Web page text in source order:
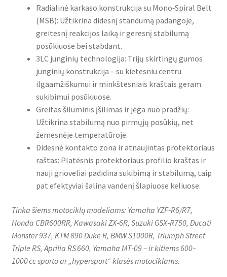
Radialinė karkaso konstrukcija su Mono‑Spiral Belt
(MSB): Užtikrina didesnį standumą padangoje,
greitesnį reakcijos laiką ir geresnį stabilumą
posūkiuose bei stabdant.
3LC junginių technologija: Trijų skirtingų gumos
junginių konstrukcija – su kietesniu centru
ilgaamžiškumui ir minkštesniais kraštais geram
sukibimui posūkiuose.
Greitas šiluminis įšilimas ir jėga nuo pradžių:
Užtikrina stabilumą nuo pirmųjų posūkių, net
žemesnėje temperatūroje.
Didesnė kontakto zona ir atnaujintas protektoriaus
raštas: Platėsnis protektoriaus profilio kraštas ir
nauji grioveliai padidina sukibimą ir stabilumą, taip
pat efektyviai šalina vandenį šlapiuose keliuose.
Tinka šiems motociklų modeliams: Yamaha YZF‑R6/R7,
Honda CBR600RR, Kawasaki ZX‑6R, Suzuki GSX‑R750, Ducati
Monster 937, KTM 890 Duke R, BMW S1000R, Triumph Street
Triple RS, Aprilia RS 660, Yamaha MT‑09 – ir kitiems 600–
1000 cc sporto ar „hypersport“ klasės motociklams.